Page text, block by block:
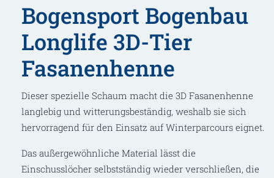
Bogensport Bogenbau
Longlife 3D-Tier
Fasanenhenne
Dieser spezielle Schaum macht die 3D Fasanenhenne
langlebig und witterungsbeständig, weshalb sie sich
hervorragend für den Einsatz auf Winterparcours eignet.
Das außergewöhnliche Material lässt die
Einschusslöcher selbstständig wieder verschließen, die